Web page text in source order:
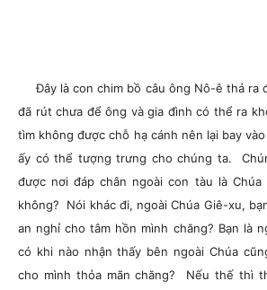
Đây là con chim bồ câu ông Nô-ê thả ra
đã rút chưa để ông và gia đình có thể ra
tìm không được chỗ hạ cánh nên lại bay
ấy có thể tượng trưng cho chúng ta.
được nơi đáp chân ngoài con tàu là Chúa
không? Nói khác đi, ngoài Chúa Giê-xu,
an nghỉ cho tâm hồn mình chăng? Bạn là
có khi nào nhận thấy bên ngoài Chúa
cho mình thỏa mãn chăng? Nếu thế thì